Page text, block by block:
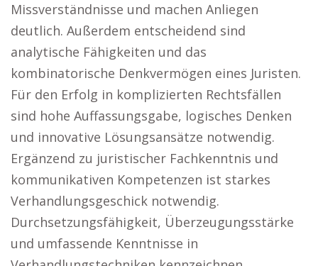
Missverständnisse und machen Anliegen
deutlich. Außerdem entscheidend sind
analytische Fähigkeiten und das
kombinatorische Denkvermögen eines Juristen.
Für den Erfolg in komplizierten Rechtsfällen
sind hohe Auffassungsgabe, logisches Denken
und innovative Lösungsansätze notwendig.
Ergänzend zu juristischer Fachkenntnis und
kommunikativen Kompetenzen ist starkes
Verhandlungsgeschick notwendig.
Durchsetzungsfähigkeit, Überzeugungsstärke
und umfassende Kenntnisse in